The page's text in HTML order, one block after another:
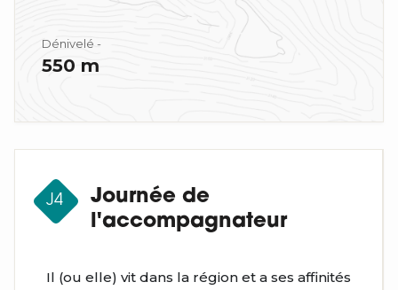
Dénivelé -
550 m
J4
Journée de
l'accompagnateur
Il (ou elle) vit dans la région et a ses affinités